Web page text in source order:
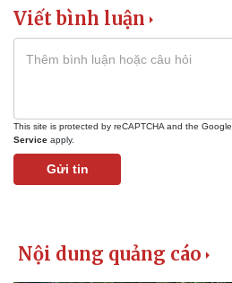
Viết bình luận
This site is protected by reCAPTCHA and the Google
Service apply.
Gửi tin